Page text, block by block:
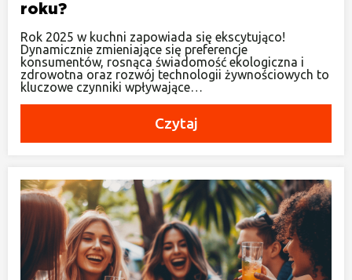
roku?
Rok 2025 w kuchni zapowiada się ekscytująco!
Dynamicznie zmieniające się preferencje
konsumentów, rosnąca świadomość ekologiczna i
zdrowotna oraz rozwój technologii żywnościowych to
kluczowe czynniki wpływające…
Czytaj